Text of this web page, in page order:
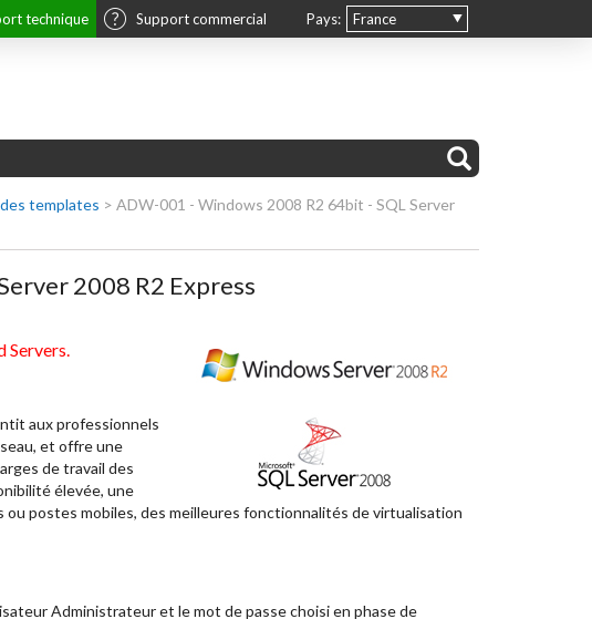
Pays: France
technique Support commercial
templates > ADW-001 - Windows 2008 R2 64bit - SQL Server
2008 R2 Express
Servers.
aux professionnels
et offre une
de travail des
élevée, une
postes mobiles, des meilleures fonctionnalités de virtualisation
Administrateur et le mot de passe choisi en phase de